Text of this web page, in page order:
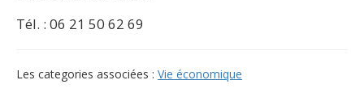
Tél. : 06 21 50 62 69
Les categories associées : Vie économique